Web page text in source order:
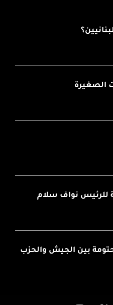
الصغيرة
للرئيس نواف سلام
بين الجيش والحزب